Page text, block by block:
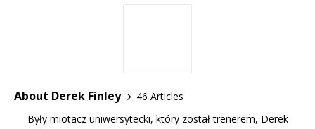
About Derek Finley
46 Articles
Były miotacz uniwersytecki, który został trenerem, Derek